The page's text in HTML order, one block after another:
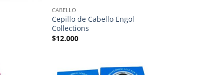
CABELLO
Cepillo de Cabello Engol
Collections
$12.000